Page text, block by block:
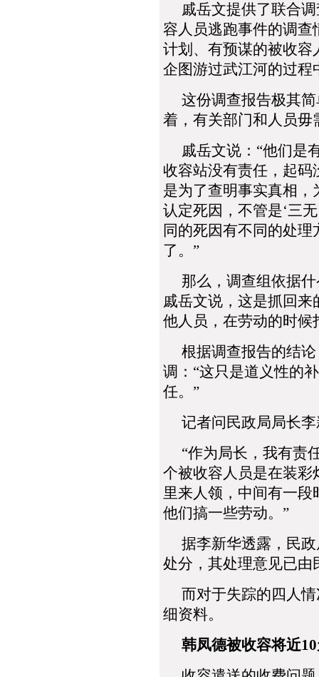
戚岳文提供了联合调
容人员逃跑事件的调
计划、有预谋的被收
企图游过武江河的过程
这份调查报告极其简
着，有关部门和人员
戚岳文说：“他们是
收容站没有责任，起码
是为了查明事实真相，
认定死因，不管是‘三
同的死因有不同的处
了。”
那么，调查组依据什
戚岳文说，这是抓回
他人员，在劳动的时候
根据调查报告的结论
调：“这只是道义性的
任。”
记者问民政局局长李
“作为局长，我有责
个被收容人员是在装
里来人领，中间有一
他们搞一些劳动。”
据李新华透露，民政
处分，其处理意见已
而对于失踪的四人情
细资料。
韩凤德被收容将近